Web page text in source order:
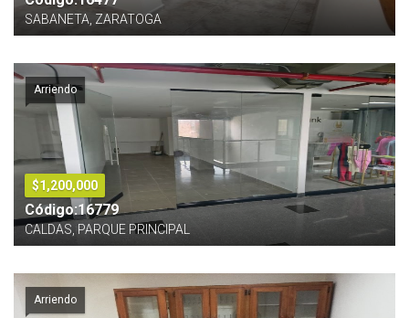
SABANETA, ZARATOGA
Arriendo
$1,200,000
Código:16779
CALDAS, PARQUE PRINCIPAL
Arriendo